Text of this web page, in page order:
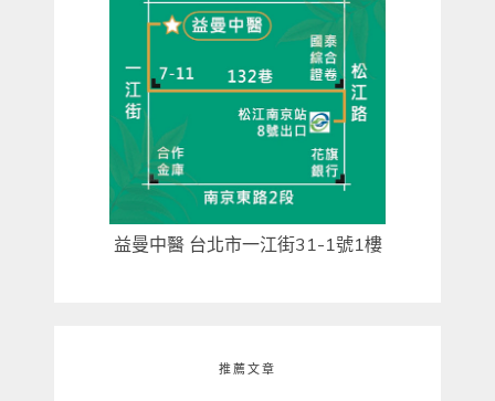
益曼中醫 台北市一江街31-1號1樓
推薦文章